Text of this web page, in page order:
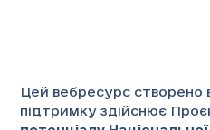
Цей вебресурс створено
підтримку здійснює